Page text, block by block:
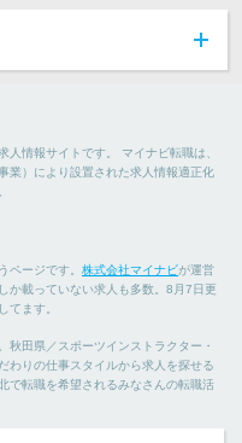
人情報サイトです。 マイナビ転職は、
事業）により設置された求人情報適正化
ページです。 株式会社マイナビが運営
か載っていない求人も多数。8月7日更
てます。
秋田県／スポーツインストラクター・
わりの仕事スタイルから求人を探せる
で転職を希望されるみなさんの転職活